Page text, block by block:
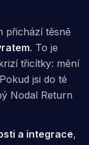
přichází těsně
. To je
třicítky: mění
jsi do té
Nodal Return
a integrace,